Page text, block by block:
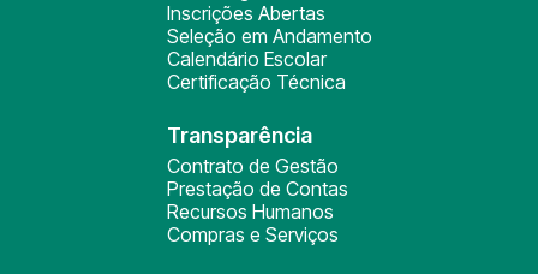
Inscrições Abertas
Seleção em Andamento
Calendário Escolar
Certificação Técnica
Transparência
Contrato de Gestão
Prestação de Contas
Recursos Humanos
Compras e Serviços